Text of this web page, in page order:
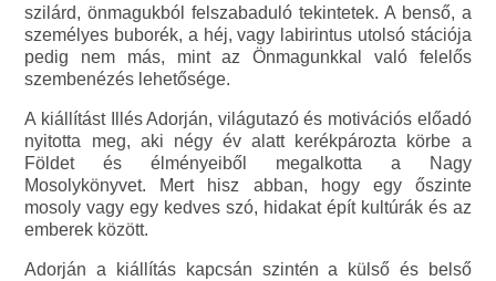
szilárd, önmagukból felszabaduló tekintetek. A benső, a
személyes buborék, a héj, vagy labirintus utolsó stációja
pedig nem más, mint az Önmagunkkal való felelős
szembenézés lehetősége.
A kiállítást Illés Adorján, világutazó és motivációs előadó
nyitotta meg, aki négy év alatt kerékpározta körbe a
Földet és élményeiből megalkotta a Nagy
Mosolykönyvet. Mert hisz abban, hogy egy őszinte
mosoly vagy egy kedves szó, hidakat épít kultúrák és az
emberek között.
Adorján a kiállítás kapcsán szintén a külső és belső